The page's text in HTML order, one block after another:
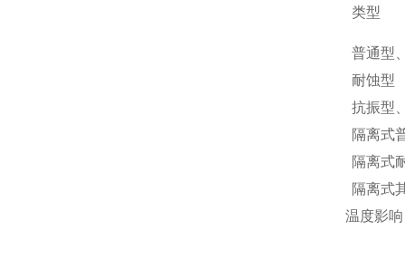
类型
普通型
耐蚀型
抗振型
隔离式
隔离式
隔离式
温度影